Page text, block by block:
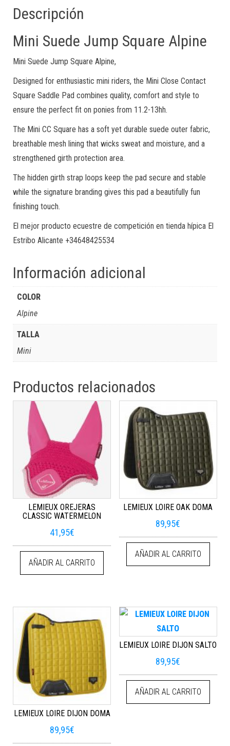
Descripción
Mini Suede Jump Square Alpine
Mini Suede Jump Square Alpine,
Designed for enthusiastic mini riders, the Mini Close Contact
Square Saddle Pad combines quality, comfort and style to
ensure the perfect fit on ponies from 11.2-13hh.
The Mini CC Square has a soft yet durable suede outer fabric,
breathable mesh lining that wicks sweat and moisture, and a
strengthened girth protection area.
The hidden girth strap loops keep the pad secure and stable
while the signature branding gives this pad a beautifully fun
finishing touch.
El mejor producto ecuestre de competición en tienda hípica El
Estribo Alicante +34648425534
Información adicional
COLOR
Alpine
TALLA
Mini
Productos relacionados
LEMIEUX OREJERAS
CLASSIC WATERMELON
41,95€
AÑADIR AL CARRITO
LEMIEUX LOIRE OAK DOMA
89,95€
AÑADIR AL CARRITO
LEMIEUX LOIRE DIJON DOMA
89,95€
LEMIEUX LOIRE DIJON SALTO
89,95€
AÑADIR AL CARRITO